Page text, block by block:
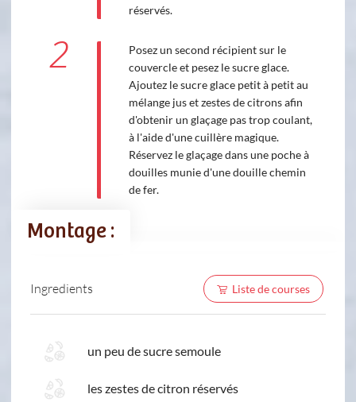
réservés.
2
Posez un second récipient sur le
couvercle et pesez le sucre glace.
Ajoutez le sucre glace petit à petit au
mélange jus et zestes de citrons afin
d'obtenir un glaçage pas trop coulant,
à l'aide d'une cuillère magique.
Réservez le glaçage dans une poche à
douilles munie d'une douille chemin
de fer.
Montage :
Ingredients Liste de courses
un peu de sucre semoule
les zestes de citron réservés